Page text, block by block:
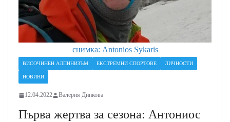
снимка: Antonios Sykaris
ВИСОЧИНЕН АЛПИНИЗЪМ ЕКСТРЕМНИ СПОРТОВЕ ЛИЧНОСТИ
НОВИНИ
12.04.2022 Валерия Динкова
Първа жертва за сезона: Антониос